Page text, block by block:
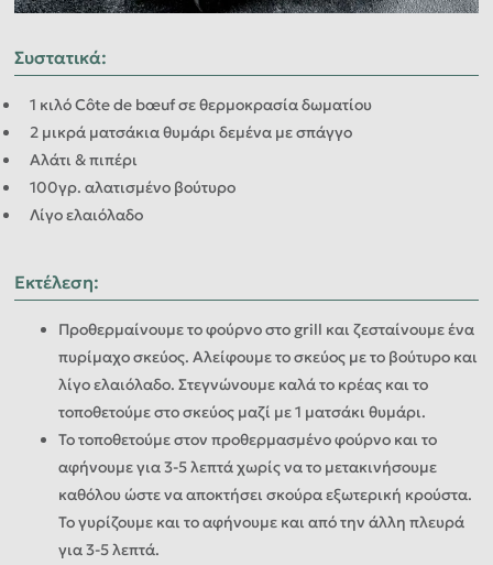
Συστατικά:
1 κιλό Côte de bœuf σε θερμοκρασία δωματίου
2 μικρά ματσάκια θυμάρι δεμένα με σπάγγο
Αλάτι & πιπέρι
100γρ. αλατισμένο βούτυρο
Λίγο ελαιόλαδο
Εκτέλεση:
Προθερμαίνουμε το φούρνο στο grill και ζεσταίνουμε ένα
πυρίμαχο σκεύος. Αλείφουμε το σκεύος με το βούτυρο και
λίγο ελαιόλαδο. Στεγνώνουμε καλά το κρέας και το
τοποθετούμε στο σκεύος μαζί με 1 ματσάκι θυμάρι.
Το τοποθετούμε στον προθερμασμένο φούρνο και το
αφήνουμε για 3-5 λεπτά χωρίς να το μετακινήσουμε
καθόλου ώστε να αποκτήσει σκούρα εξωτερική κρούστα.
Το γυρίζουμε και το αφήνουμε και από την άλλη πλευρά
για 3-5 λεπτά.